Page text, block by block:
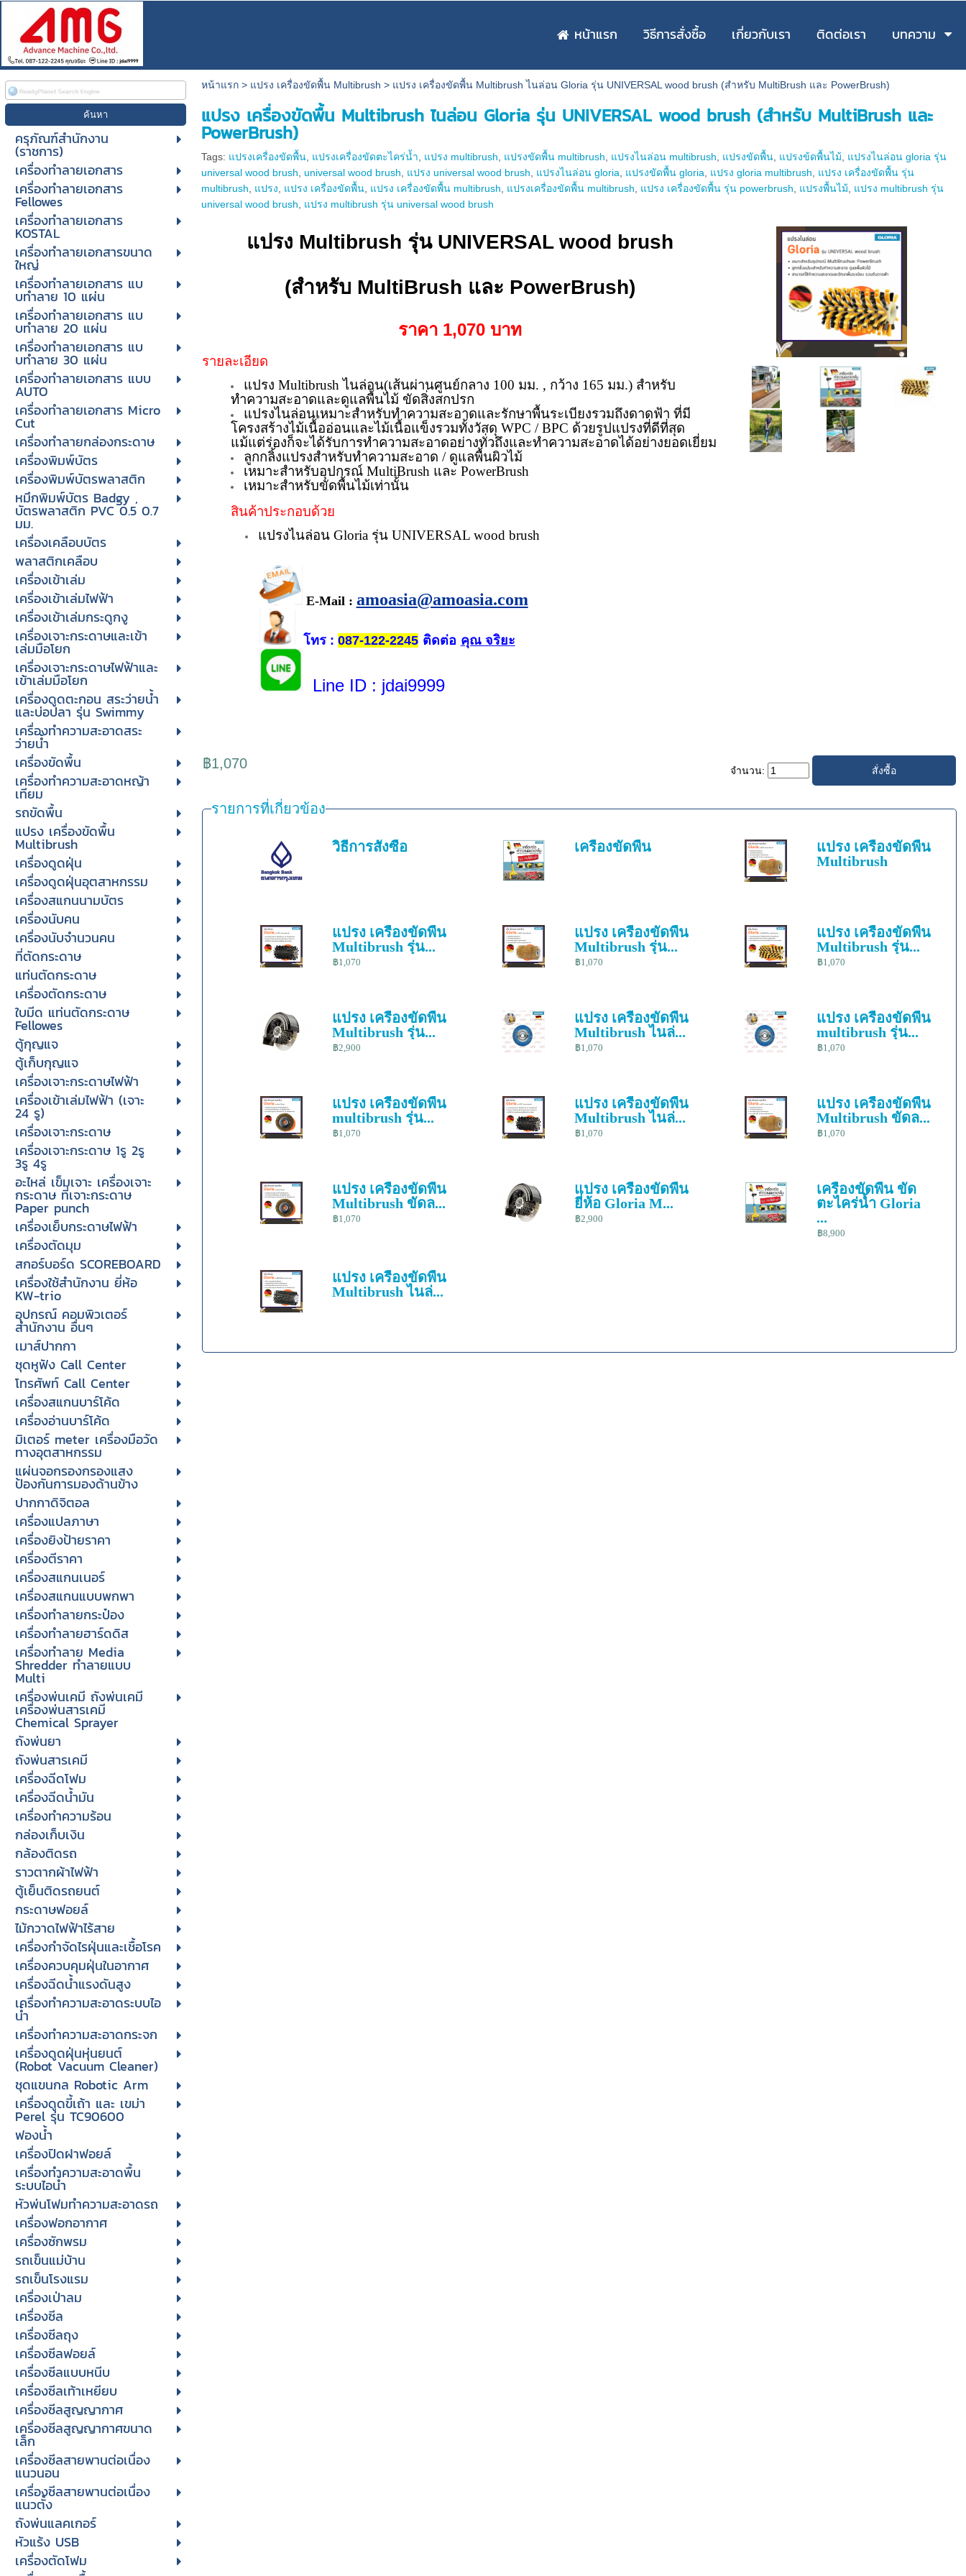
หน้าแรก วิธีการสั่งซื้อ เกี่ยวกับเรา ติดต่อเรา บทความ
ครุภัณฑ์สำนักงาน
(ราชการ)
เครื่องทำลายเอกสาร
เครื่องทำลายเอกสาร
Fellowes
เครื่องทำลายเอกสาร
KOSTAL
เครื่องทำลายเอกสารขนาด
ใหญ่
เครื่องทําลายเอกสาร แบ
บทําลาย 10 แผ่น
เครื่องทําลายเอกสาร แบ
บทําลาย 20 แผ่น
เครื่องทําลายเอกสาร แบ
บทําลาย 30 แผ่น
เครื่องทำลายเอกสาร แบบ
AUTO
เครื่องทำลายเอกสาร Micro
Cut
เครื่องทำลายกล่องกระดาษ
เครื่องพิมพ์บัตร
เครื่องพิมพ์บัตรพลาสติก
หมึกพิมพ์บัตร Badgy ,
บัตรพลาสติก PVC 0.5 0.7
มม.
เครื่องเคลือบบัตร
พลาสติกเคลือบ
เครื่องเข้าเล่ม
เครื่องเข้าเล่มไฟฟ้า
เครื่องเข้าเล่มกระดูกงู
เครื่องเจาะกระดาษและเข้า
เล่มมือโยก
เครื่องเจาะกระดาษไฟฟ้าและ
เข้าเล่มมือโยก
เครื่องดูดตะกอน สระว่ายน้ำ
และบ่อปลา รุ่น Swimmy
เครื่องทำความสะอาดสระ
ว่ายน้ำ
เครื่องขัดพื้น
เครื่องทำความสะอาดหญ้า
เทียม
รถขัดพื้น
แปรง เครื่องขัดพื้น
Multibrush
เครื่องดูดฝุ่น
เครื่องดูดฝุ่นอุตสาหกรรม
เครื่องสแกนนามบัตร
เครื่องนับคน
เครื่องนับจํานวนคน
ที่ตัดกระดาษ
แท่นตัดกระดาษ
เครื่องตัดกระดาษ
ใบมีด แท่นตัดกระดาษ
Fellowes
ตู้กุญแจ
ตู้เก็บกุญแจ
เครื่องเจาะกระดาษไฟฟ้า
เครื่องเข้าเล่มไฟฟ้า (เจาะ
24 รู)
เครื่องเจาะกระดาษ
เครื่องเจาะกระดาษ 1รู 2รู
3รู 4รู
อะไหล่ เข็มเจาะ เครื่องเจาะ
กระดาษ ที่เจาะกระดาษ
Paper punch
เครื่องเย็บกระดาษไฟฟ้า
เครื่องตัดมุม
สกอร์บอร์ด SCOREBOARD
เครื่องใช้สำนักงาน ยี่ห้อ
KW-trio
อุปกรณ์ คอมพิวเตอร์
สำนักงาน อื่นๆ
เมาส์ปากกา
ชุดหูฟัง Call Center
โทรศัพท์ Call Center
เครื่องสแกนบาร์โค้ด
เครื่องอ่านบาร์โค้ด
มิเตอร์ meter เครื่องมือวัด
ทางอุตสาหกรรม
แผ่นจอกรองกรองแสง
ป้องกันการมองด้านข้าง
ปากกาดิจิตอล
เครื่องแปลภาษา
เครื่องยิงป้ายราคา
เครื่องตีราคา
เครื่องสแกนเนอร์
เครื่องสแกนแบบพกพา
เครื่องทำลายกระป๋อง
เครื่องทำลายฮาร์ดดิส
เครื่องทำลาย Media
Shredder ทำลายแบบ
Multi
เครื่องพ่นเคมี ถังพ่นเคมี
เครื่องพ่นสารเคมี
Chemical Sprayer
ถังพ่นยา
ถังพ่นสารเคมี
เครื่องฉีดโฟม
เครื่องฉีดน้ำมัน
เครื่องทำความร้อน
กล่องเก็บเงิน
กล้องติดรถ
ราวตากผ้าไฟฟ้า
ตู้เย็นติดรถยนต์
กระดาษฟอยล์
ไม้กวาดไฟฟ้าไร้สาย
เครื่องกำจัดไรฝุ่นและเชื้อโรค
เครื่องควบคุมฝุ่นในอากาศ
เครื่องฉีดน้ำแรงดันสูง
เครื่องทำความสะอาดระบบไอ
น้ำ
เครื่องทำความสะอาดกระจก
เครื่องดูดฝุ่นหุ่นยนต์
(Robot Vacuum Cleaner)
ชุดแขนกล Robotic Arm
เครื่องดูดขี้เถ้า และ เขม่า
Perel รุ่น TC90600
ฟองน้ำ
เครื่องปิดฝาฟอยล์
เครื่องทำความสะอาดพื้น
ระบบไอน้ำ
หัวพ่นโฟมทำความสะอาดรถ
เครื่องฟอกอากาศ
เครื่องซักพรม
รถเข็นแม่บ้าน
รถเข็นโรงแรม
เครื่องเป่าลม
เครื่องซีล
เครื่องซีลถุง
เครื่องซีลฟอยล์
เครื่องซีลแบบหนีบ
เครื่องซีลเท้าเหยียบ
เครื่องซีลสูญญากาศ
เครื่องซีลสูญญากาศขนาด
เล็ก
เครื่องซีลสายพานต่อเนื่อง
แนวนอน
เครื่องซีลสายพานต่อเนื่อง
แนวตั้ง
ถังพ่นแลคเกอร์
หัวแร้ง USB
เครื่องตัดโฟม
หน้าแรก> แปรง เครื่องขัดพื้น Multibrush > แปรง เครื่องขัดพื้น Multibrush ไนล่อน Gloria รุ่น UNIVERSAL wood brush (สำหรับ MultiBrush และ PowerBrush)
แปรง เครื่องขัดพื้น Multibrush ไนล่อน Gloria รุ่น UNIVERSAL wood brush (สำหรับ MultiBrush และ
PowerBrush)
Tags: แปรงเครื่องขัดพื้น แปรงเครื่องขัดตะไคร่น้ำ แปรง multibrush แปรงขัดพื้น multibrush แปรงไนล่อน multibrush แปรงขัดพื้น แปรงข้ดพื้นไม้
แปรงไนล่อน gloria รุ่น
universal wood brush ,universal wood brush แปรง universal wood brush แปรงไนล่อน gloria แปรงขัดพื้น gloria แปรง gloria multibrush
แปรง เครื่องขัดพื้น รุ่น
multibrush
แปรง แปรง เครื่องขัดพื้น แปรง เครื่องขัดพื้น multibrush แปรงเครื่องขัดพื้น multibrush แปรง เครื่องขัดพื้น รุ่น powerbrush แปรงพื้นไม้
แปรง multibrush รุ่น
universal wood brush
แปรง multibrush รุ่น universal wood brush
แปรง Multibrush รุ่น UNIVERSAL wood brush
(สำหรับ MultiBrush และ PowerBrush)
ราคา 1,070 บาท
รายละเอียด
แปรง Multibrush ไนล่อน(เส้นผ่านศูนย์กลาง 100 มม. , กว้าง 165 มม.) สำหรับ
ทำความสะอาดและดูแลพื้นไม้ ขัดสิ่งสกปรก
แปรงไนล่อนเหมาะสำหรับทำความสะอาดและรักษาพื้นระเบียงรวมถึงดาดฟ้า ที่มี
โครงสร้างไม้เนื้ออ่อนและไม้เนื้อแข็งรวมทั้งวัสดุ WPC / BPC ด้วยรูปแปรงที่ดีที่สุด
แม้แต่ร่องก็จะได้รับการทำความสะอาดอย่างทั่วถึงและทำความสะอาดได้อย่างยอดเยี่ยม
ลูกกลิ้งแปรงสำหรับทำความสะอาด / ดูแลพื้นผิวไม้
เหมาะสำหรับอุปกรณ์ MultiBrush และ PowerBrush
เหมาะสำหรับขัดพื้นไม้เท่านั้น
สินค้าประกอบด้วย
แปรงไนล่อน Gloria รุ่น UNIVERSAL wood brush
E-Mail : amoasia@amoasia.com
โทร: 087-122-2245ติดต่อ คุณ จริยะ
Line ID : jdai9999
฿1,070 จำนวน:
รายการที่เกี่ยวข้อง
วิธีการสั่งซื้อ เครื่องขัดพื้น
แปรง เครื่องขัดพื้น
Multibrush
แปรง เครื่องขัดพื้น
Multibrush รุ่น...
฿1,070
แปรง เครื่องขัดพื้น
Multibrush รุ่น...
฿1,070
แปรง เครื่องขัดพื้น
Multibrush รุ่น...
฿1,070
แปรง เครื่องขัดพื้น
Multibrush รุ่น...
฿2,900
แปรง เครื่องขัดพื้น
Multibrush ไนล่...
฿1,070
แปรง เครื่องขัดพื้น
multibrush รุ่น...
฿1,070
แปรง เครื่องขัดพื้น
multibrush รุ่น...
฿1,070
แปรง เครื่องขัดพื้น
Multibrush ไนล่...
฿1,070
แปรง เครื่องขัดพื้น
Multibrush ขัดล...
฿1,070
แปรง เครื่องขัดพื้น
Multibrush ขัดล...
฿1,070
แปรง เครื่องขัดพื้น
ยี่ห้อ Gloria M...
฿2,900
เครื่องขัดพื้น ขัด
ตะไคร่น้ำ Gloria
...
฿8,900
แปรง เครื่องขัดพื้น
Multibrush ไนล่...